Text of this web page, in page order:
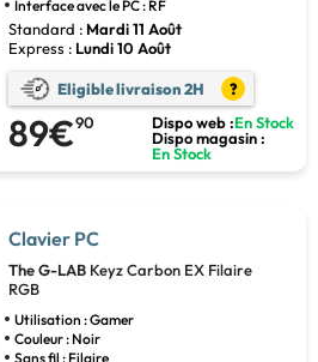
Interface avec le PC : RF
Standard : Mardi 11 Août
Express : Lundi 10 Août
Eligible livraison 2H ?
89€90 Dispo web :En Stock
Dispo magasin :
En Stock
Clavier PC
The G-LAB Keyz Carbon EX Filaire
RGB
Utilisation : Gamer
Couleur : Noir
Sans fil : Filaire